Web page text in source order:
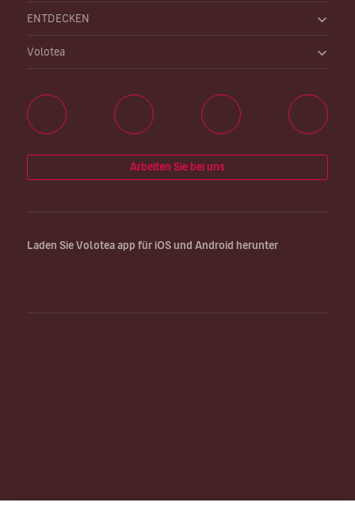
ENTDECKEN
Volotea
Arbeiten Sie bei uns
Laden Sie Volotea app für iOS und Android herunter